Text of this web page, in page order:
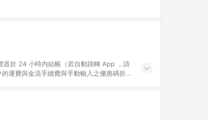
器於 24 小時內結帳（若自動跳轉 App ，請
運費與金流手續費與手動輸入之優惠碼折
才具贈點資格。 7. 點數將於出貨後 45 天